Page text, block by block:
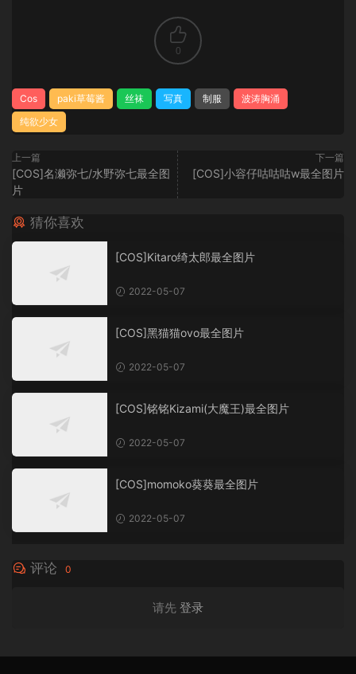
0
Cos paki草莓酱 丝袜 写真 制服
波涛胸涌
纯欲少女
上一篇
[COS]名濑弥七/水野弥七最全图
片
下一篇
[COS]小容仔咕咕咕w最全图片
猜你喜欢
[COS]Kitaro绮太郎最全图片
2022-05-07
[COS]黑猫猫ovo最全图片
2022-05-07
[COS]铭铭Kizami(大魔王)最全图片
2022-05-07
[COS]momoko葵葵最全图片
2022-05-07
评论 0
请先 登录